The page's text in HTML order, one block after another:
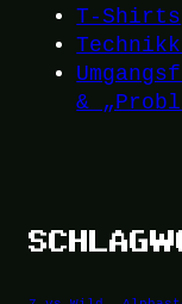
T-Shirts
&